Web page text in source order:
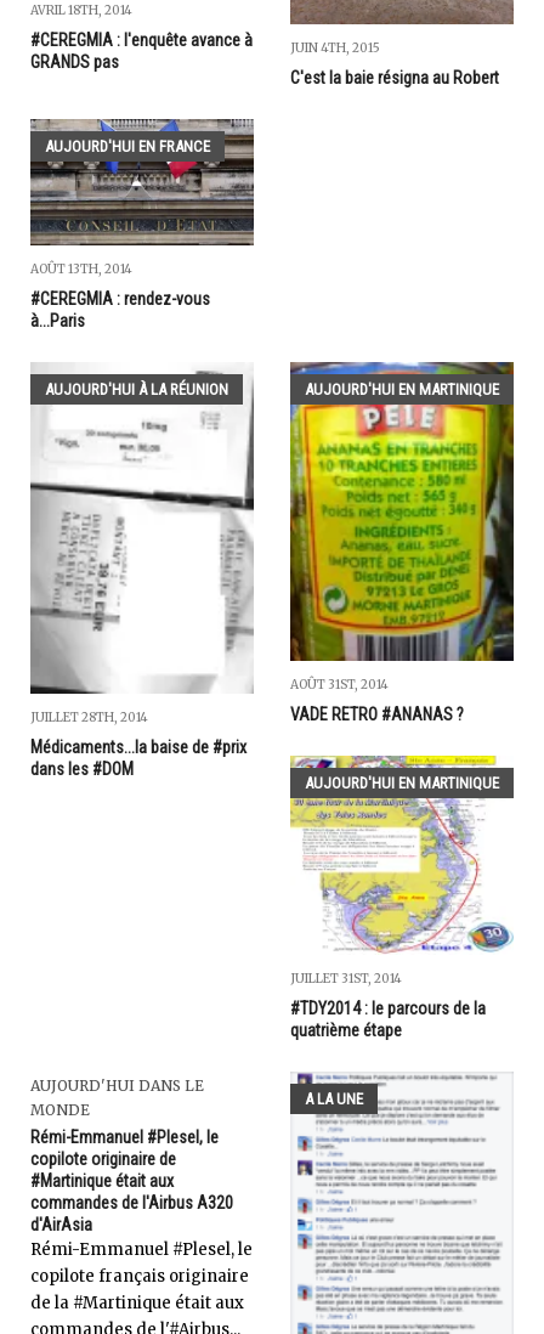
AVRIL 18TH, 2014
#CEREGMIA : l'enquête avance à
GRANDS pas
JUIN 4TH, 2015
C'est la baie résigna au Robert
AUJOURD'HUI EN FRANCE
AOÛT 13TH, 2014
#CEREGMIA : rendez-vous
à...Paris
AUJOURD'HUI À LA RÉUNION
JUILLET 28TH, 2014
Médicaments...la baise de #prix
dans les #DOM
AUJOURD'HUI EN MARTINIQUE
AOÛT 31ST, 2014
VADE RETRO #ANANAS ?
AUJOURD'HUI EN MARTINIQUE
JUILLET 31ST, 2014
#TDY2014 : le parcours de la
quatrième étape
AUJOURD'HUI DANS LE
MONDE
Rémi-Emmanuel #Plesel, le
copilote originaire de
#Martinique était aux
commandes de l'Airbus A320
d'AirAsia
Rémi-Emmanuel #Plesel, le
copilote français originaire
de la #Martinique était aux
A LA UNE